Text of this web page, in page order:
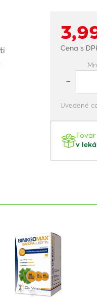
Cena s
–
Uvedené
v